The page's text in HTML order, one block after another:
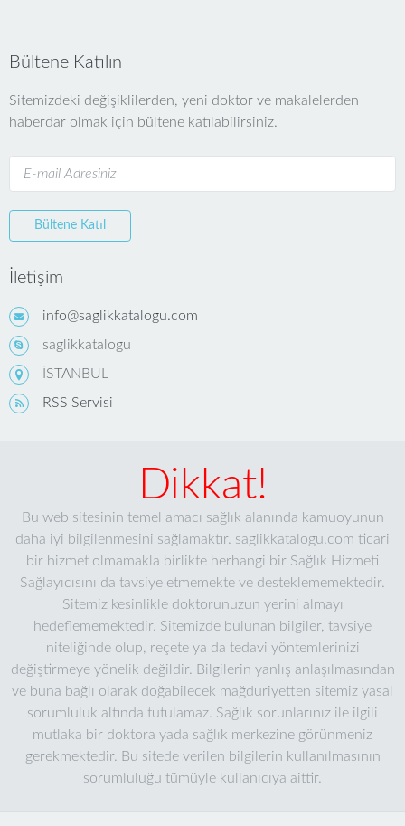
Bültene Katılın
Sitemizdeki değişiklilerden, yeni doktor ve makalelerden
haberdar olmak için bültene katılabilirsiniz.
Bültene Katıl
İletişim
info@saglikkatalogu.com
saglikkatalogu
İSTANBUL
RSS Servisi
Dikkat!
Bu web sitesinin temel amacı sağlık alanında kamuoyunun
daha iyi bilgilenmesini sağlamaktır. saglikkatalogu.com ticari
bir hizmet olmamakla birlikte herhangi bir Sağlık Hizmeti
Sağlayıcısını da tavsiye etmemekte ve desteklememektedir.
Sitemiz kesinlikle doktorunuzun yerini almayı
hedeflememektedir. Sitemizde bulunan bilgiler, tavsiye
niteliğinde olup, reçete ya da tedavi yöntemlerinizi
değiştirmeye yönelik değildir. Bilgilerin yanlış anlaşılmasından
ve buna bağlı olarak doğabilecek mağduriyetten sitemiz yasal
sorumluluk altında tutulamaz. Sağlık sorunlarınız ile ilgili
mutlaka bir doktora yada sağlık merkezine görünmeniz
gerekmektedir. Bu sitede verilen bilgilerin kullanılmasının
sorumluluğu tümüyle kullanıcıya aittir.